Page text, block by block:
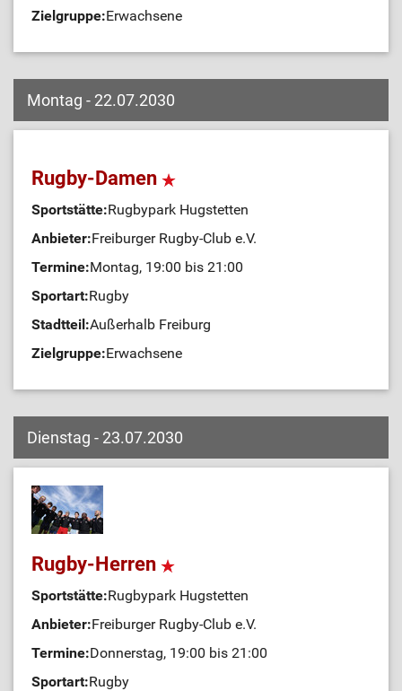
Zielgruppe:Erwachsene
Montag - 22.07.2030
Rugby-Damen
Sportstätte:Rugbypark Hugstetten
Anbieter:Freiburger Rugby-Club e.V.
Termine:Montag, 19:00 bis 21:00
Sportart:Rugby
Stadtteil:Außerhalb Freiburg
Zielgruppe:Erwachsene
Dienstag - 23.07.2030
Rugby-Herren
Sportstätte:Rugbypark Hugstetten
Anbieter:Freiburger Rugby-Club e.V.
Termine:Donnerstag, 19:00 bis 21:00
Sportart:Rugby